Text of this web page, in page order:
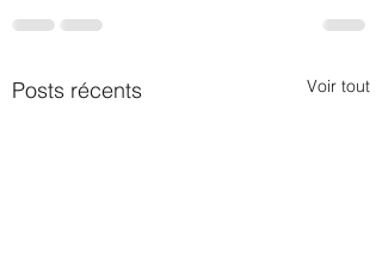
Posts récents Voir tout